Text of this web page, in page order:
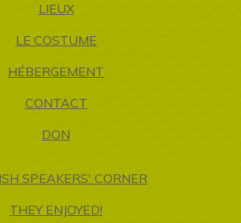
LIEUX
LE COSTUME
HÉBERGEMENT
CONTACT
DON
SPEAKERS' CORNER
THEY ENJOYED!